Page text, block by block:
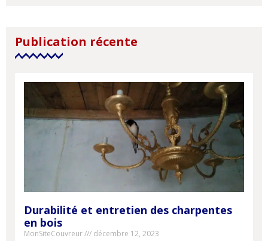
Publication récente
Durabilité et entretien des charpentes
en bois
MonSiteCouvreur décembre 12, 2023